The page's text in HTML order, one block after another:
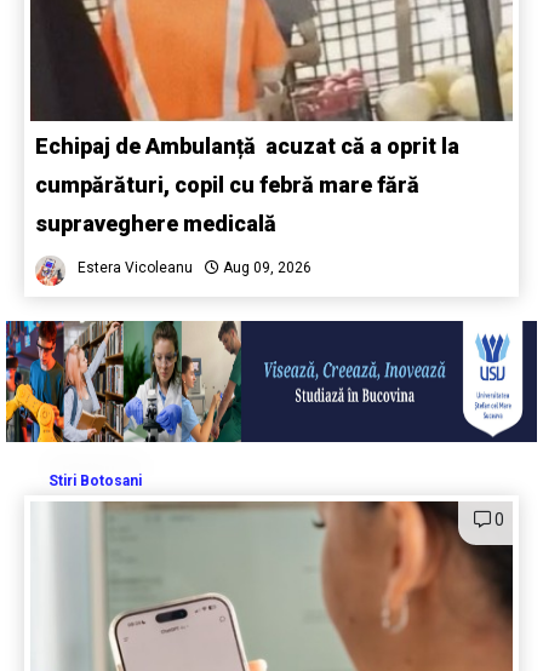
Echipaj de Ambulanță acuzat că a oprit la
cumpărături, copil cu febră mare fără
supraveghere medicală
Estera Vicoleanu Aug 09, 2026
Stiri Botosani
0